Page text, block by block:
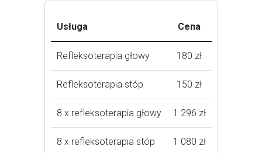
Usługa Cena
Refleksoterapia głowy 180 zł
Refleksoterapia stóp 150 zł
8 x refleksoterapia głowy 1 296 zł
8 x refleksoterapia stóp 1 080 zł